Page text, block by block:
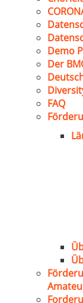
Demo
Der
FAQ